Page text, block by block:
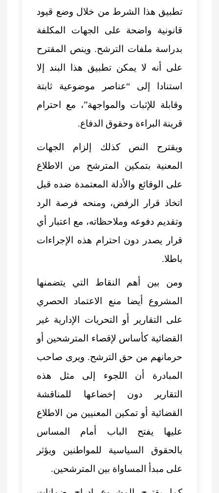
تطبيق هذا الشرط من خلال وضع قيود
قانونية واضحة على الجهات المكلفة
بدراسة ملفات الترشح. وينص المقترح
على أنه لا يمكن تطبيق هذا البند إلا
استنادا إلى “عناصر موضوعية ثابتة
وقابلة للإثبات والمواجهة”، مع احترام
قرينة البراءة وحقوق الدفاع.
ويقترح النص كذلك إلزام الجهات
المعنية بتمكين المترشح من الاطلاع
على الوقائع والأدلة المعتمدة ضده قبل
اتخاذ قرار الرفض، ومنحه فرصة الرد
وتقديم دفوعه وملاحظاته، مع اعتبار أي
قرار يصدر دون احترام هذه الإجراءات
باطلا.
ومن بين أهم النقاط التي يتضمنها
المشروع أيضا منع الاعتماد الحصري
على التقارير أو التحريات الإدارية غير
القضائية كأساس لإقصاء المترشحين أو
حرمانهم من حق الترشح. ويرى صاحب
المبادرة أن اللجوء إلى مثل هذه
التقارير دون إخضاعها للمناقشة
القضائية أو تمكين المعنيين من الاطلاع
عليها يفتح الباب أمام المساس
بالحقوق السياسية للمواطنين ويؤثر
على مبدأ المساواة بين المترشحين.